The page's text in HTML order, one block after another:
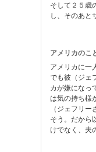
そして２５歳
し、そのあと
アメリカのこ
アメリカに一
でも彼（ジェ
カが嫌になっ
は気の持ち様
（ジェフリ
そう。だから
けでなく、夫